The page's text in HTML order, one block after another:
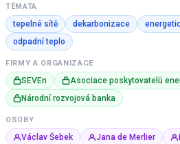
TÉMATA
tepelné sítě dekarbonizace
odpadní teplo
FIRMY A ORGANIZACE
SEVEn
Asociace poskytovatelů
Národní rozvojová banka
OSOBY
Václav Šebek Jana de Merlier